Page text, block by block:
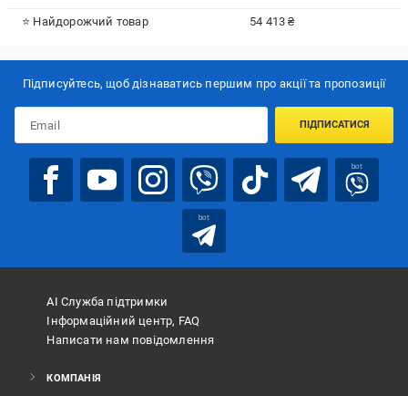
⭐ Найдорожчий товар 54 413 ₴
Підписуйтесь, щоб дізнаватись першим про акції та пропозиції
ПІДПИСАТИСЯ
bot
bot
АІ Служба підтримки
Інформаційний центр, FAQ
Написати нам повідомлення
КОМПАНІЯ